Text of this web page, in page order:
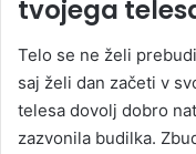
tvojega
Telo se ne želi
saj želi dan začeti v
telesa dovolj dobro
zazvonila budilka.